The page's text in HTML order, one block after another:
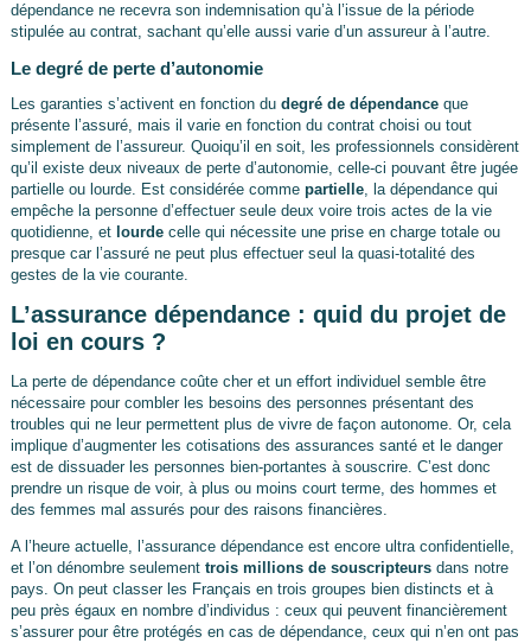
dépendance ne recevra son indemnisation qu’à l’issue de la période
stipulée au contrat, sachant qu’elle aussi varie d’un assureur à l’autre.
Le degré de perte d’autonomie
Les garanties s’activent en fonction du degré de dépendanceque
présente l’assuré, mais il varie en fonction du contrat choisi ou tout
simplement de l’assureur. Quoiqu’il en soit, les professionnels considèrent
qu’il existe deux niveaux de perte d’autonomie, celle-ci pouvant être jugée
partielle ou lourde. Est considérée comme partielle, la dépendance qui
empêche la personne d’effectuer seule deux voire trois actes de la vie
quotidienne, et lourdecelle qui nécessite une prise en charge totale ou
presque car l’assuré ne peut plus effectuer seul la quasi-totalité des
gestes de la vie courante.
L’assurance dépendance : quid du projet de
loi en cours ?
La perte de dépendance coûte cher et un effort individuel semble être
nécessaire pour combler les besoins des personnes présentant des
troubles qui ne leur permettent plus de vivre de façon autonome. Or, cela
implique d’augmenter les cotisations des assurances santé et le danger
est de dissuader les personnes bien-portantes à souscrire. C’est donc
prendre un risque de voir, à plus ou moins court terme, des hommes et
des femmes mal assurés pour des raisons financières.
A l’heure actuelle, l’assurance dépendance est encore ultra confidentielle,
et l’on dénombre seulement trois millions de souscripteursdans notre
pays. On peut classer les Français en trois groupes bien distincts et à
peu près égaux en nombre d’individus : ceux qui peuvent financièrement
s’assurer pour être protégés en cas de dépendance, ceux qui n’en ont pas